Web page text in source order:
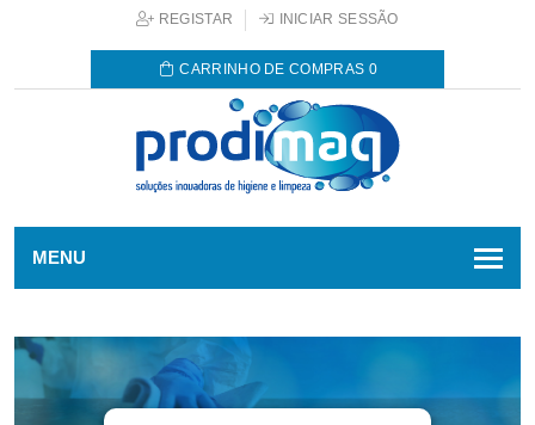
REGISTAR INICIAR SESSÃO
CARRINHO DE COMPRAS 0
MENU